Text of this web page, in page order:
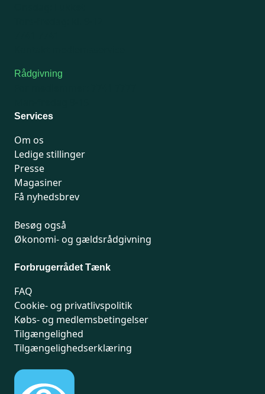
Rådgivning
Services
Om os
Ledige stillinger
Presse
Magasiner
Få nyhedsbrev
Besøg også
Økonomi- og gældsrådgivning
Forbrugerrådet Tænk
FAQ
Cookie- og privatlivspolitik
Købs- og medlemsbetingelser
Tilgængelighed
Tilgængelighedserklæring